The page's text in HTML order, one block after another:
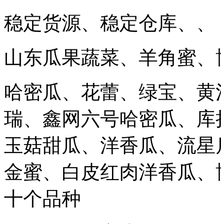
稳定货源、稳定仓库、、
山东瓜果蔬菜、羊角蜜
哈密瓜、花蕾、绿宝、
瑞、鑫网六号哈密瓜、
玉菇甜瓜、洋香瓜、流
金蜜、白皮红肉洋香瓜
十个品种